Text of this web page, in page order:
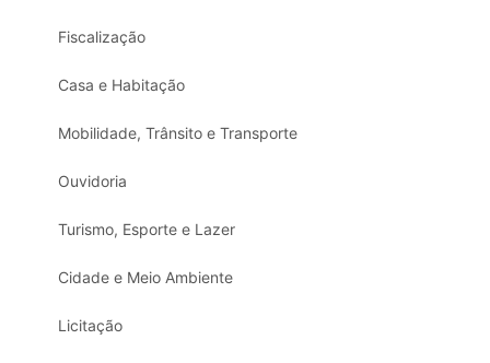
Fiscalização
Casa e Habitação
Mobilidade, Trânsito e Transporte
Ouvidoria
Turismo, Esporte e Lazer
Cidade e Meio Ambiente
Licitação